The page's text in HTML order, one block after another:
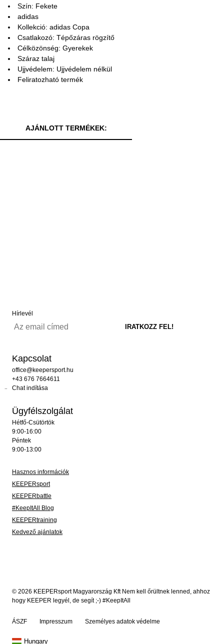
Szín: Fekete
adidas
Kollekció: adidas Copa
Csatlakozó: Tépőzáras rögzítő
Célközönség: Gyerekek
Száraz talaj
Ujjvédelem: Ujjvédelem nélkül
Feliratozható termék
AJÁNLOTT TERMÉKEK:
Hírlevél
Kapcsolat
office@keepersport.hu
+43 676 7664611
Chat indítása
Ügyfélszolgálat
Hétfő-Csütörtök
9:00-16:00
Péntek
9:00-13:00
Hasznos információk
KEEPERsport
KEEPERbattle
#KeepItAll Blog
KEEPERtraining
Kedvező ajánlatok
© 2026 KEEPERsport Magyarország Kft Nem kell őrültnek lenned, ahhoz
hogy KEEPER legyél, de segít ;-) #KeepItAll
ÁSZF Impresszum Személyes adatok védelme
Hungary